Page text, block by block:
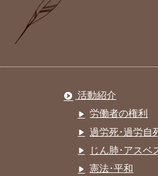
活動紹介
労働者の権利
過労死･過労自
じん肺･アスベ
憲法･平和